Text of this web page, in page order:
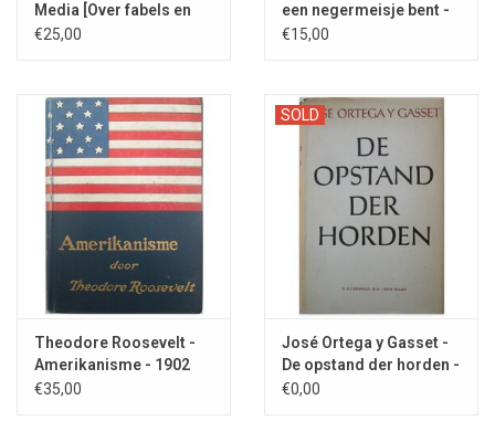
Media [Over fabels en
feiten] - 2020
€25,00
een negermeisje bent -
1959
€15,00
Theodore Roosevelt -
Amerikanisme - 1902
€35,00
SOLD
José Ortega y Gasset -
De opstand der horden -
1954
€0,00